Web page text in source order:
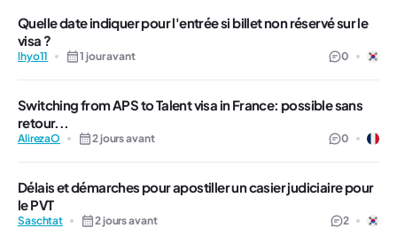
Quelle date indiquer pour l'entrée si billet non réservé sur le
visa ?
lhyo11 1 jour avant 0
Switching from APS to Talent visa in France: possible sans
retour...
AlirezaO 2 jours avant 0
Délais et démarches pour apostiller un casier judiciaire pour
le PVT
Saschtat 2 jours avant 2